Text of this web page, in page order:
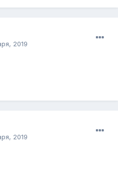
2019
2019